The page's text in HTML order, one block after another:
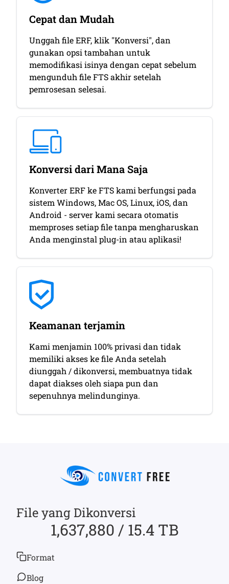
Cepat dan Mudah
Unggah file ERF, klik "Konversi", dan
gunakan opsi tambahan untuk
memodifikasi isinya dengan cepat sebelum
mengunduh file FTS akhir setelah
pemrosesan selesai.
Konversi dari Mana Saja
Konverter ERF ke FTS kami berfungsi pada
sistem Windows, Mac OS, Linux, iOS, dan
Android - server kami secara otomatis
memproses setiap file tanpa mengharuskan
Anda menginstal plug-in atau aplikasi!
Keamanan terjamin
Kami menjamin 100% privasi dan tidak
memiliki akses ke file Anda setelah
diunggah / dikonversi, membuatnya tidak
dapat diakses oleh siapa pun dan
sepenuhnya melindunginya.
File yang Dikonversi
1,637,880 / 15.4 TB
Format
Blog